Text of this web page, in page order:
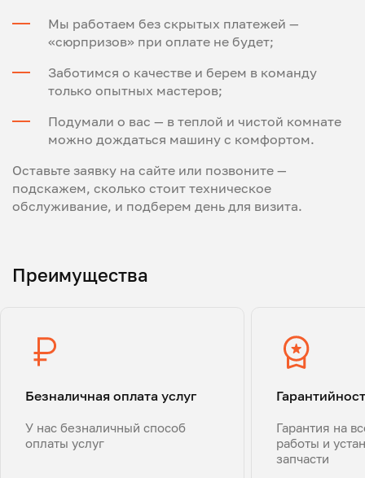
Мы работаем без скрытых платежей —
«сюрпризов» при оплате не будет;
Заботимся о качестве и берем в команду
только опытных мастеров;
Подумали о вас — в теплой и чистой комнате
можно дождаться машину с комфортом.
Оставьте заявку на сайте или позвоните —
подскажем, сколько стоит техническое
обслуживание, и подберем день для визита.
Преимущества
Безналичная оплата услуг
У нас безналичный способ
оплаты услуг
Гарантия на
работы и
запчасти